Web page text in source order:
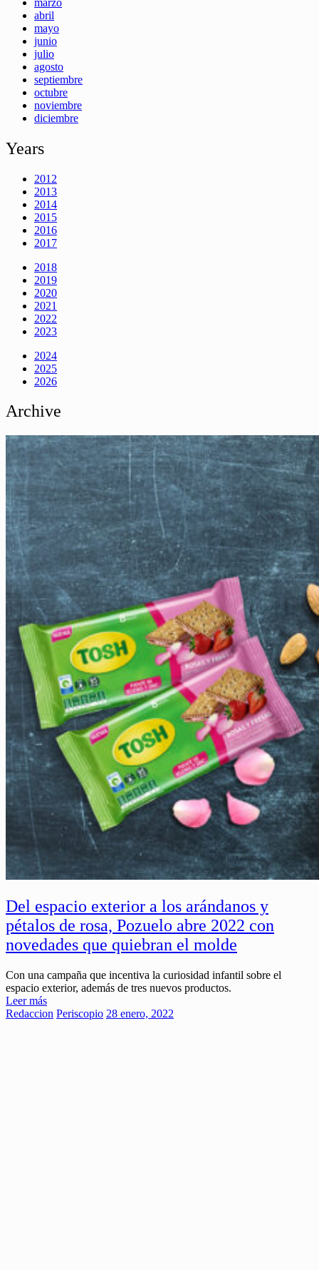
abril
mayo
junio
julio
agosto
septiembre
octubre
noviembre
diciembre
Years
2012
2013
2014
2015
2016
2017
2018
2019
2020
2021
2022
2023
2024
2025
2026
Archive
Del espacio exterior a los arándanos y
pétalos de rosa, Pozuelo abre 2022 con
novedades que quiebran el molde
Con una campaña que incentiva la curiosidad infantil sobre el
espacio exterior, además de tres nuevos productos.
Leer más
Redaccion Periscopio 28 enero, 2022